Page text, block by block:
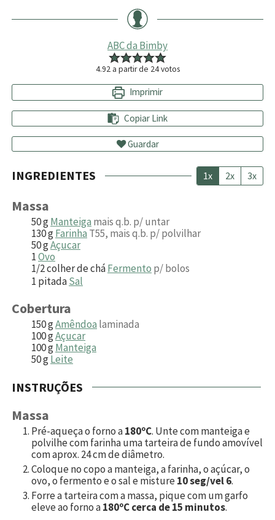
ABC da Bimby
4.92a partir de 24votos
Imprimir
Copiar Link
Guardar
INGREDIENTES 1x 2x 3x
Massa
50gManteiga mais q.b. p/ untar
130gFarinha T55, mais q.b. p/ polvilhar
50gAçucar
1Ovo
1/2colher de cháFermento p/ bolos
1 pitadaSal
Cobertura
150gAmêndoa laminada
100gAçucar
100gManteiga
50gLeite
INSTRUÇÕES
Massa
Pré-aqueça o forno a180ºC. Unte com manteiga e
polvilhe com farinha uma tarteira de fundo amovível
com aprox. 24 cm de diâmetro.
Coloque no copo a manteiga, a farinha, o açúcar, o
ovo, o fermento e o sal e misture10 seg/vel 6.
Forre a tarteira com a massa, pique com um garfo
eleve ao forno a180ºC cerca de 15 minutos.